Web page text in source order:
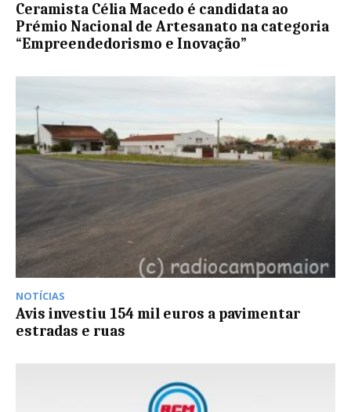
Ceramista Célia Macedo é candidata ao
Prémio Nacional de Artesanato na categoria
“Empreendedorismo e Inovação”
NOTÍCIAS
Avis investiu 154 mil euros a pavimentar
estradas e ruas